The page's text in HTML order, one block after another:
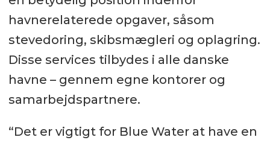
havnerelaterede opgaver, såsom
stevedoring, skibsmægleri og oplagring.
Disse services tilbydes i alle danske
havne – gennem egne kontorer og
samarbejdspartnere.
“Det er vigtigt for Blue Water at have en